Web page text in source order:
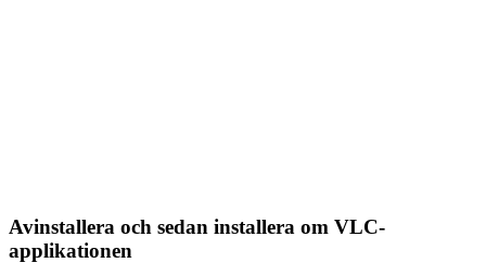
Avinstallera och sedan installera om VLC-
applikationen